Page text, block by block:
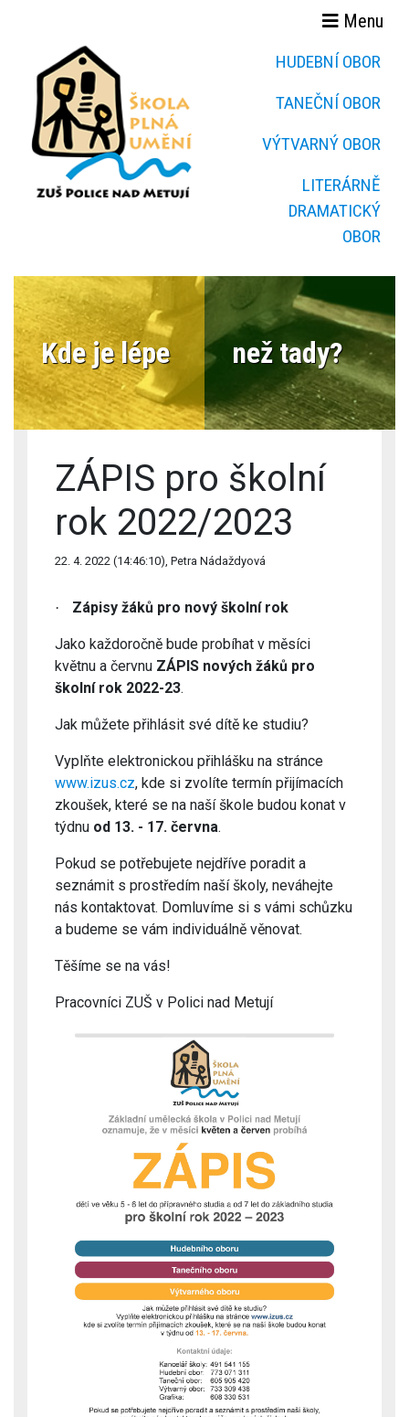
Menu
HUDEBNÍ OBOR
TANEČNÍ OBOR
VÝTVARNÝ OBOR
LITERÁRNĚ
DRAMATICKÝ
OBOR
Kde je lépe než tady?
ZÁPIS pro školní
rok 2022/2023
22. 4. 2022 (14:46:10), Petra Nádaždyová
· Zápisy žáků pro nový školní rok
Jako každoročně bude probíhat v měsíci
květnu a červnu ZÁPIS nových žáků pro
školní rok 2022-23.
Jak můžete přihlásit své dítě ke studiu?
Vyplňte elektronickou přihlášku na stránce
www.izus.cz, kde si zvolíte termín přijímacích
zkoušek, které se na naší škole budou konat v
týdnu od 13. - 17. června.
Pokud se potřebujete nejdříve poradit a
seznámit s prostředím naší školy, neváhejte
nás kontaktovat. Domluvíme si s vámi schůzku
a budeme se vám individuálně věnovat.
Těšíme se na vás!
Pracovníci ZUŠ v Polici nad Metují